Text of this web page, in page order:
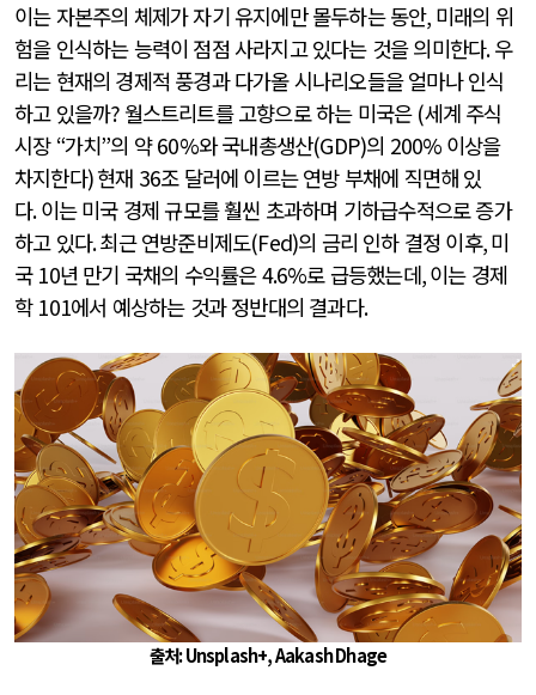
이는 자본주의 체제가 자기 유지에만 몰두하는 동안, 미래의 위
험을 인식하는 능력이 점점 사라지고 있다는 것을 의미한다.우
리는 현재의 경제적 풍경과 다가올 시나리오들을 얼마나 인식
하고 있을까?월스트리트를 고향으로 하는 미국은 (세계 주식
시장 “가치”의 약60%와 국내총생산(GDP)의 200% 이상을
차지한다)현재 36조 달러에 이르는 연방 부채에 직면해 있
다.이는 미국 경제 규모를 훨씬 초과하며 기하급수적으로 증가
하고 있다.최근 연방준비제도(Fed)의 금리 인하 결정 이후,미
국 10년 만기 국채의 수익률은4.6%로 급등했는데,이는 경제
학 101에서 예상하는 것과 정반대의 결과다.
출처: Unsplash+, Aakash Dhage